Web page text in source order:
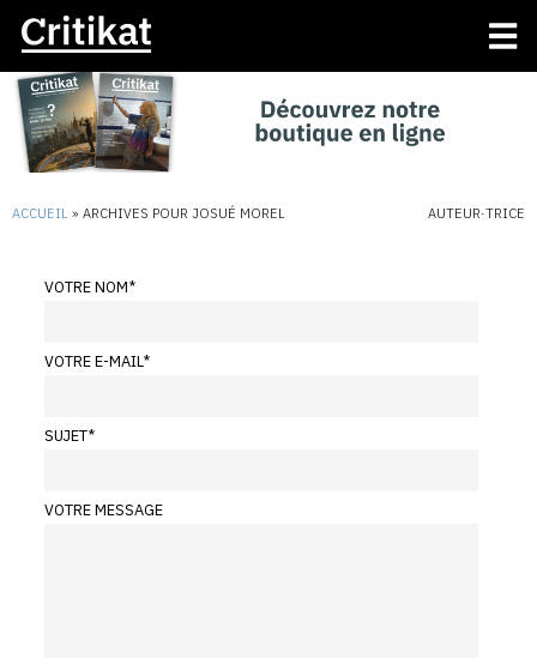
ACCUEIL » ARCHIVES POUR JOSUÉ MOREL AUTEUR·TRICE
VOTRE NOM*
VOTRE E-MAIL*
SUJET*
VOTRE MESSAGE